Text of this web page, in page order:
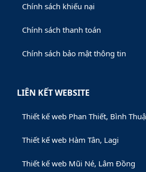
Chính sách khiếu nại
Chính sách thanh toán
Chính sách bảo mật thông tin
LIÊN KẾT WEBSITE
Thiết kế web Phan Thiết, Bình
Thiết kế web Hàm Tân, Lagi
Thiết kế web Mũi Né, Lâm Đồng